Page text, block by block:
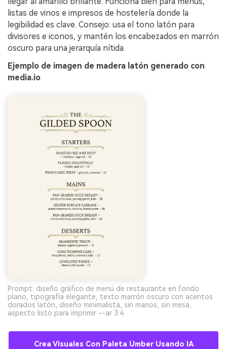
listas de vinos e impresos de hostelería donde la
legibilidad es clave. Consejo: usa el tono latón para
divisores e iconos, y mantén los encabezados en marrón
oscuro para una jerarquía nítida.
Ejemplo de imagen de madera latón generado con
media.io
Prompt: diseño gráfico de menú de restaurante en fondo
plano, tipografía elegante, texto marrón oscuro con acentos
dorados latón, diseño minimalista, sin manos, sin mesa,
aspecto listo para imprimir --ar 3:4
Crea Visuales Con Paleta Umber Usando IA